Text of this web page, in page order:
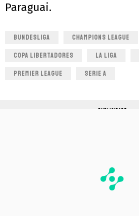
Paraguai.
BUNDESLIGA CHAMPIONS LEAGUE
COPA LIBERTADORES LA LIGA
PREMIER LEAGUE SERIE A
PUBLICIDADE